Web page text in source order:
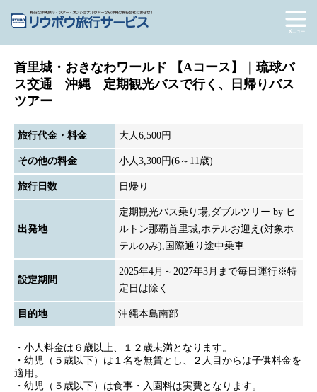
首里城・おきなわワールド 【Aコース】｜琉球バ
ス交通 沖縄 定期観光バスで行く、日帰りバス
ツアー
旅行代金・料金 大人6,500円
その他の料金 小人3,300円(6～11歳)
旅行日数 日帰り
出発地
定期観光バス乗り場,ダブルツリー by ヒ
ルトン那覇首里城,ホテルお迎え(対象ホ
テルのみ),国際通り途中乗車
設定期間
2025年4月～2027年3月まで毎日運行※特
定日は除く
目的地 沖縄本島南部
・小人料金は６歳以上、１２歳未満となります。
・幼児（５歳以下）は１名を無賃とし、２人目からは子供料金を
適用。
・幼児（５歳以下）は食事・入園料は実費となります。